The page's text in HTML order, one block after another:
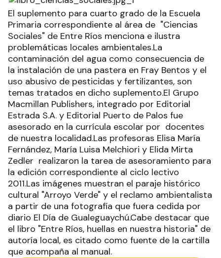
El suplemento para cuarto grado de la Escuela
Primaria correspondiente al área de "Ciencias
Sociales" de Entre Ríos menciona e ilustra
problemáticas locales ambientales.La
contaminación del agua como consecuencia de
la instalación de una pastera en Fray Bentos y el
uso abusivo de pesticidas y fertilizantes, son
temas tratados en dicho suplemento.El Grupo
Macmillan Publishers, integrado por Editorial
Estrada S.A. y Editorial Puerto de Palos fue
asesorado en la currícula escolar por docentes
de nuestra localidad.Las profesoras Elisa María
Fernández, María Luisa Melchiori y Elida Mirta
Zedler realizaron la tarea de asesoramiento para
la edición correspondiente al ciclo lectivo
2011.Las imágenes muestran el paraje histórico
cultural "Arroyo Verde" y el reclamo ambientalista
a partir de una fotografía que fuera cedida por
diario El Día de Gualeguaychú.Cabe destacar que
el libro "Entre Ríos, huellas en nuestra historia" de
autoría local, es citado como fuente de la cartilla
que acompaña al manual.